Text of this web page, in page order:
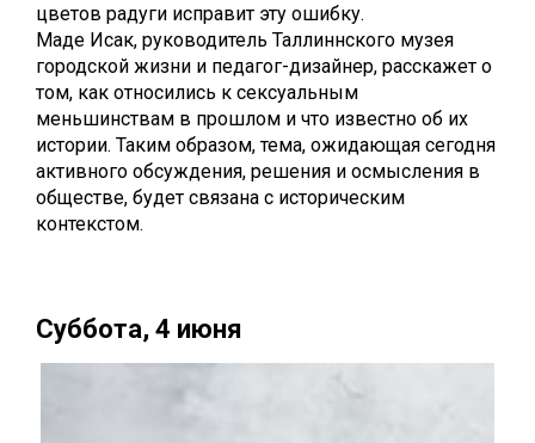
цветов радуги исправит эту ошибку.
Маде Исак, руководитель Таллиннского музея
городской жизни и педагог-дизайнер, расскажет о
том, как относились к сексуальным
меньшинствам в прошлом и что известно об их
истории. Таким образом, тема, ожидающая сегодня
активного обсуждения, решения и осмысления в
обществе, будет связана с историческим
контекстом.
Суббота, 4 июня